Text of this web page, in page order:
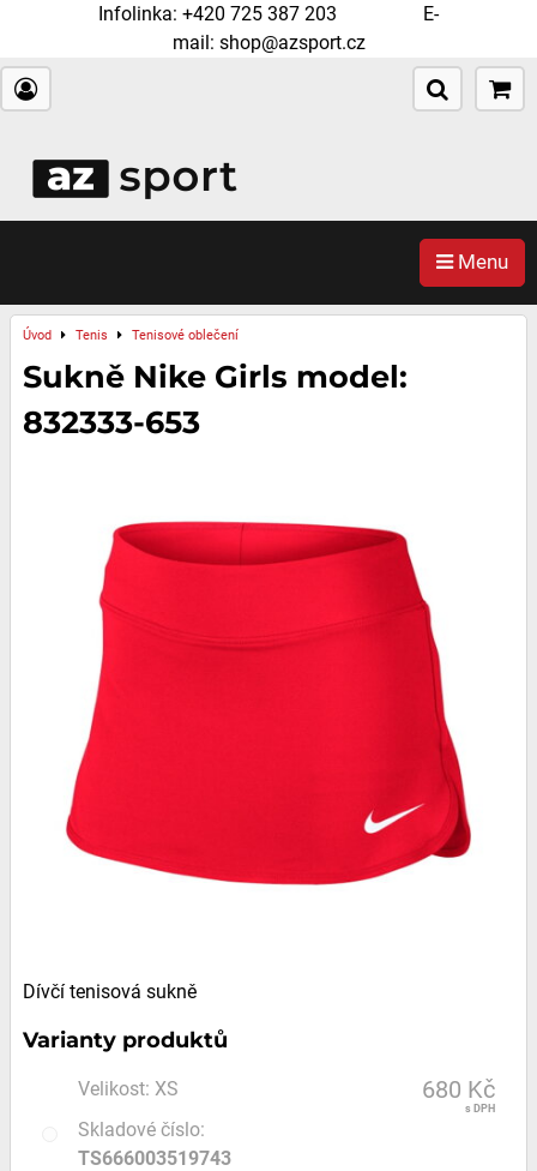
Infolinka: +420 725 387 203 E-
mail: shop@azsport.cz
Menu
Úvod Tenis Tenisové oblečení
Sukně Nike Girls model:
832333-653
Dívčí tenisová sukně
Varianty produktů
Velikost: XS
Skladové číslo:
TS666003519743
680 Kč
s DPH